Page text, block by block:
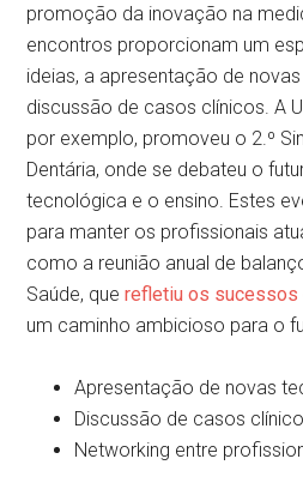
promoção da inovação na
encontros proporcionam um
ideias, a apresentação de
discussão de casos clínicos. A
por exemplo, promoveu o 2.º
Dentária, onde se debateu o
tecnológica e o ensino. Estes
para manter os profissionais
como a reunião anual de
Saúde, querefletiu os sucessos
um caminho ambicioso para o
Apresentação de novas
Discussão de casos
Networking entre